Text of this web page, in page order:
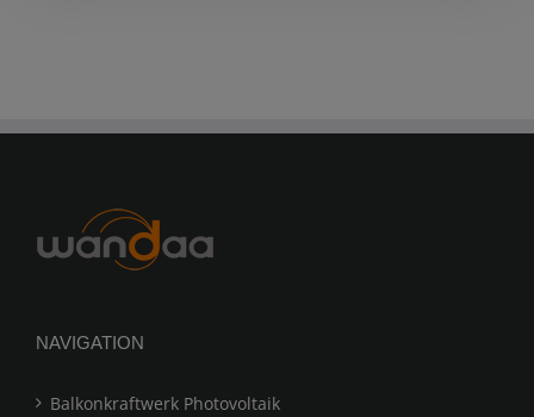
NAVIGATION
Balkonkraftwerk Photovoltaik